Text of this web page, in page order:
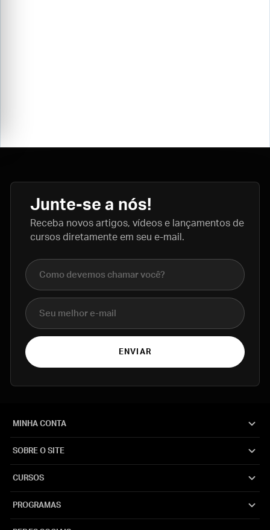
Junte-se a nós!
Receba novos artigos, vídeos e lançamentos de
cursos diretamente em seu e-mail.
Nome completo
E-mail
ENVIAR
MINHA CONTA
SOBRE O SITE
CURSOS
PROGRAMAS